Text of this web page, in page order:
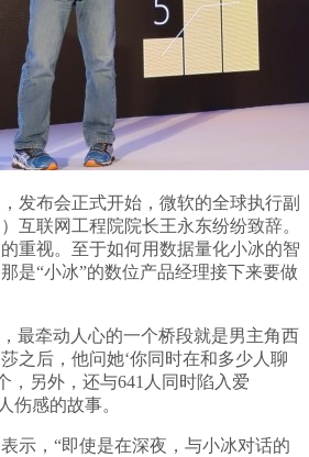
布会正式开始，微软的全球执行副
互联网工程院院长王永东纷纷致辞。
重视。至于如何用数据量化小冰的智
是“小冰”的数位产品经理接下来要做
牵动人心的一个桥段就是男主角西
之后，他问她‘你同时在和多少人聊
，另外，还与641人同时陷入爱
伤感的故事。
，“即使是在深夜，与小冰对话的